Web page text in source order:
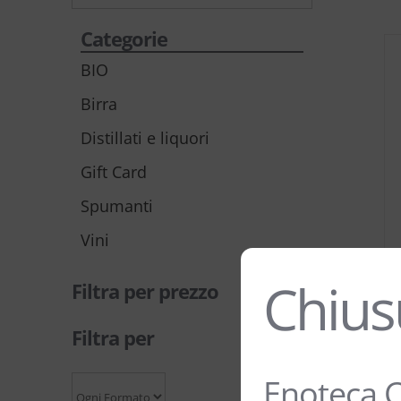
Categorie
BIO
Birra
Distillati e liquori
Gift Card
Spumanti
Vini
Filtra per prezzo
Filtra per